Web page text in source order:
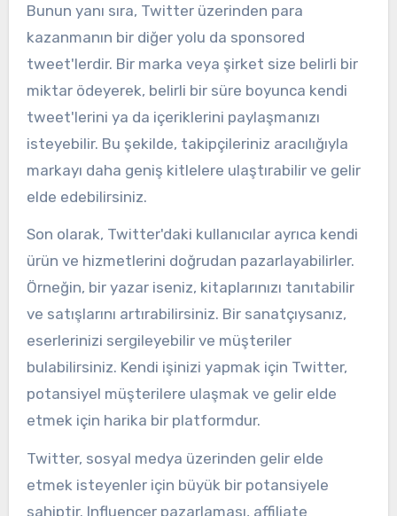
Bunun yanı sıra, Twitter üzerinden para
kazanmanın bir diğer yolu da sponsored
tweet'lerdir. Bir marka veya şirket size belirli bir
miktar ödeyerek, belirli bir süre boyunca kendi
tweet'lerini ya da içeriklerini paylaşmanızı
isteyebilir. Bu şekilde, takipçileriniz aracılığıyla
markayı daha geniş kitlelere ulaştırabilir ve gelir
elde edebilirsiniz.
Son olarak, Twitter'daki kullanıcılar ayrıca kendi
ürün ve hizmetlerini doğrudan pazarlayabilirler.
Örneğin, bir yazar iseniz, kitaplarınızı tanıtabilir
ve satışlarını artırabilirsiniz. Bir sanatçıysanız,
eserlerinizi sergileyebilir ve müşteriler
bulabilirsiniz. Kendi işinizi yapmak için Twitter,
potansiyel müşterilere ulaşmak ve gelir elde
etmek için harika bir platformdur.
Twitter, sosyal medya üzerinden gelir elde
etmek isteyenler için büyük bir potansiyele
sahiptir. Influencer pazarlaması, affiliate